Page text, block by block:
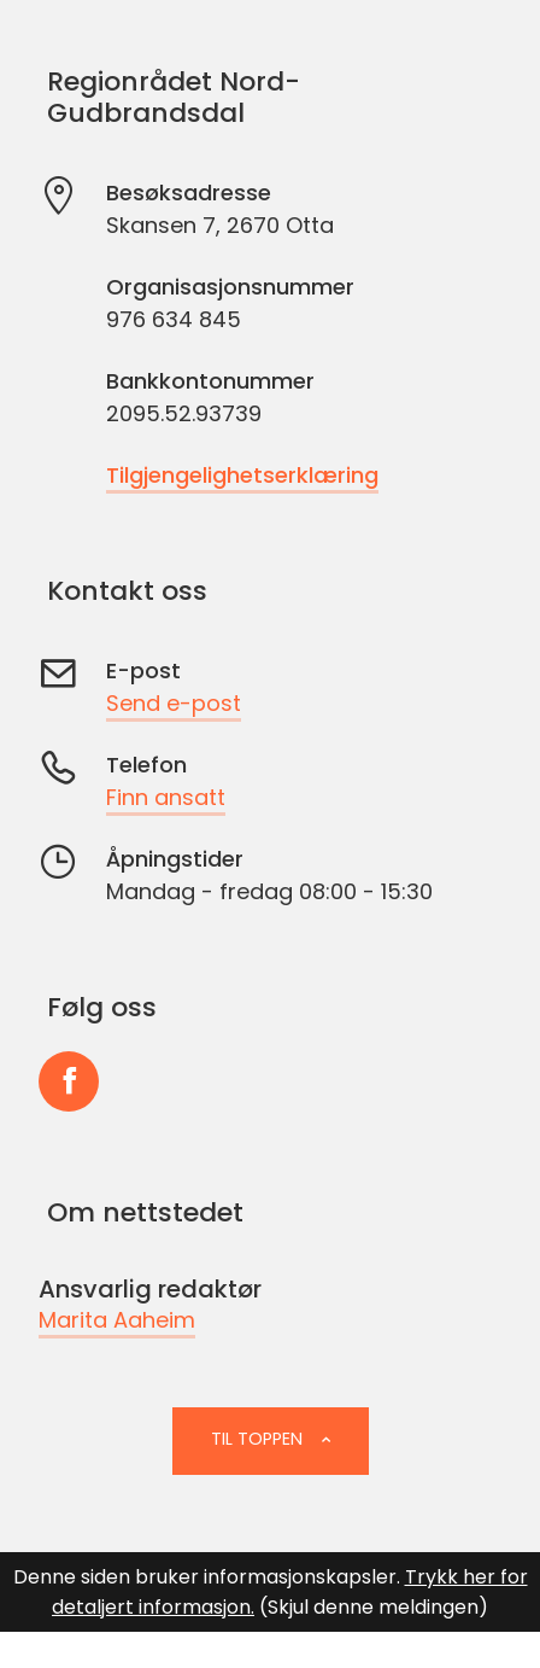
Regionrådet Nord-
Gudbrandsdal
Besøksadresse
Skansen 7, 2670 Otta
Organisasjonsnummer
976 634 845
Bankkontonummer
2095.52.93739
Tilgjengelighetserklæring
Kontakt oss
E-post
Send e-post
Telefon
Finn ansatt
Åpningstider
Mandag - fredag 08:00 - 15:30
Følg oss
Facebook
Om nettstedet
Ansvarlig redaktør
Marita Aaheim
TIL TOPPEN
Denne siden bruker informasjonskapsler. Trykk her for
detaljert informasjon. (Skjul denne meldingen)